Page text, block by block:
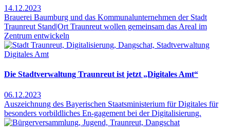
14.12.2023
Brauerei Baumburg und das Kommunalunternehmen der Stadt
Traunreut Stand|Ort Traunreut wollen gemeinsam das Areal im
Zentrum entwickeln
Die Stadtverwaltung Traunreut ist jetzt „Digitales Amt“
06.12.2023
Auszeichnung des Bayerischen Staatsministerium für Digitales für
besonders vorbildliches En-gagement bei der Digitalisierung.